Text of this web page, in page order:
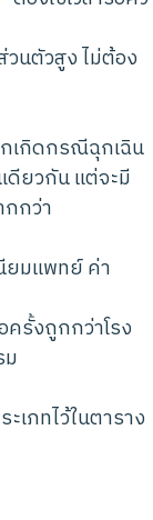
นตัวสูง ไม่ต้อง
เกิดกรณีฉุกเฉิน
ดียวกัน แต่จะมี
กว่า
ยมแพทย์ ค่า
รั้งถูกกว่าโรง
เภทไว้ในตาราง